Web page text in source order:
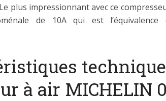
plus impressionnant avec ce
de 10A qui est
à air MICHELIN